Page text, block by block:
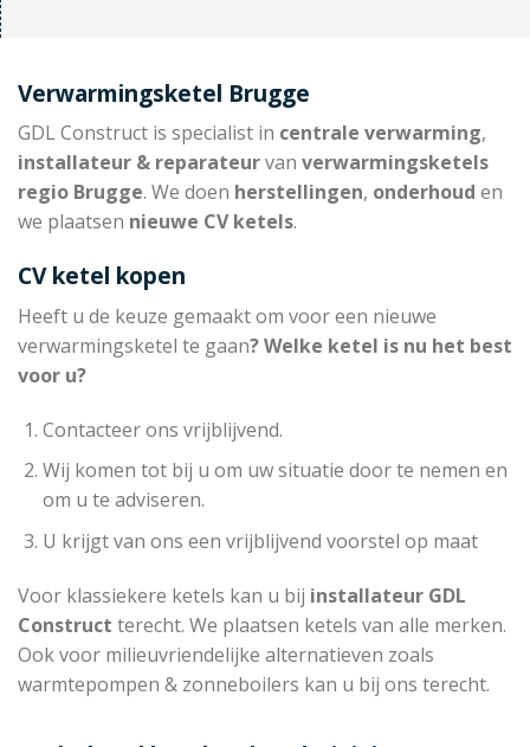
Verwarmingsketel Brugge
GDL Construct is specialist in centrale verwarming,
installateur & reparateurvan verwarmingsketels
regio Brugge. We doen herstellingen, onderhoud en
we plaatsen nieuwe CV ketels.
CV ketel kopen
Heeft u de keuze gemaakt om voor een nieuwe
verwarmingsketel te gaan? Welke ketel is nu het best
voor u?
Contacteer ons vrijblijvend.
Wij komen tot bij u om uw situatie door te nemen en
om u te adviseren.
U krijgt van ons een vrijblijvend voorstel op maat
Voor klassiekere ketels kan u bij installateur GDL
Construct terecht. We plaatsen ketels van alle merken.
Ook voor milieuvriendelijke alternatieven zoals
warmtepompen & zonneboilers kan u bij ons terecht.